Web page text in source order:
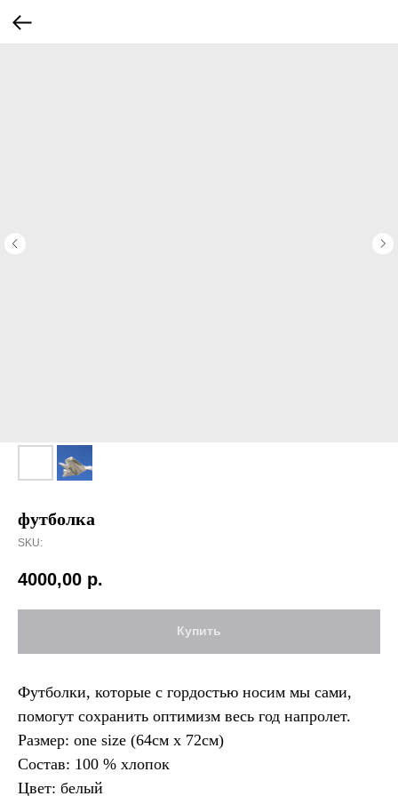
футболка
SKU:
4000,00 р.
Купить
Футболки, которые с гордостью носим мы сами,
помогут сохранить оптимизм весь год напролет.
Размер: one size (64см х 72см)
Состав: 100 % хлопок
Цвет: белый